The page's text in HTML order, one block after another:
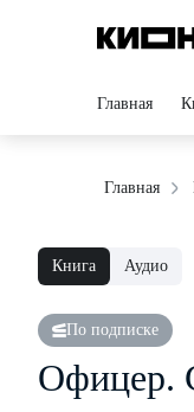
Главная
Главная
Книга Аудио
По подписке
Офицер.